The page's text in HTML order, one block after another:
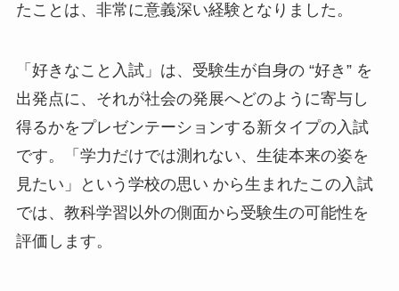
たことは、非常に意義深い経験となりました。
「好きなこと入試」は、受験生が自身の “好き” を
出発点に、それが社会の発展へどのように寄与し
得るかをプレゼンテーションする新タイプの入試
です。「学力だけでは測れない、生徒本来の姿を
見たい」という学校の思い から生まれたこの入試
では、教科学習以外の側面から受験生の可能性を
評価します。